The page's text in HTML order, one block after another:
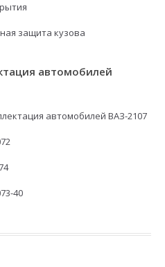
защита кузова
автомобилей
автомобилей ВАЗ-2107
40